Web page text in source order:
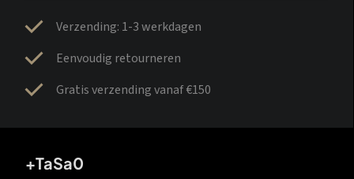
Verzending: 1-3 werkdagen
Eenvoudig retourneren
Gratis verzending vanaf €150
+TaSa0